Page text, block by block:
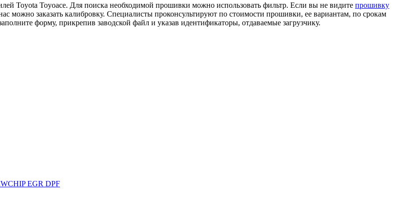
Toyota Toyoace. Для поиска необходимой прошивки можно использовать фильтр. Если вы не видите прошивку
можно заказать калибровку. Специалисты проконсультируют по стоимости прошивки, ее вариантам, по срокам
форму, прикрепив заводской файл и указав идентификаторы, отдаваемые загрузчику.
EGR DPF